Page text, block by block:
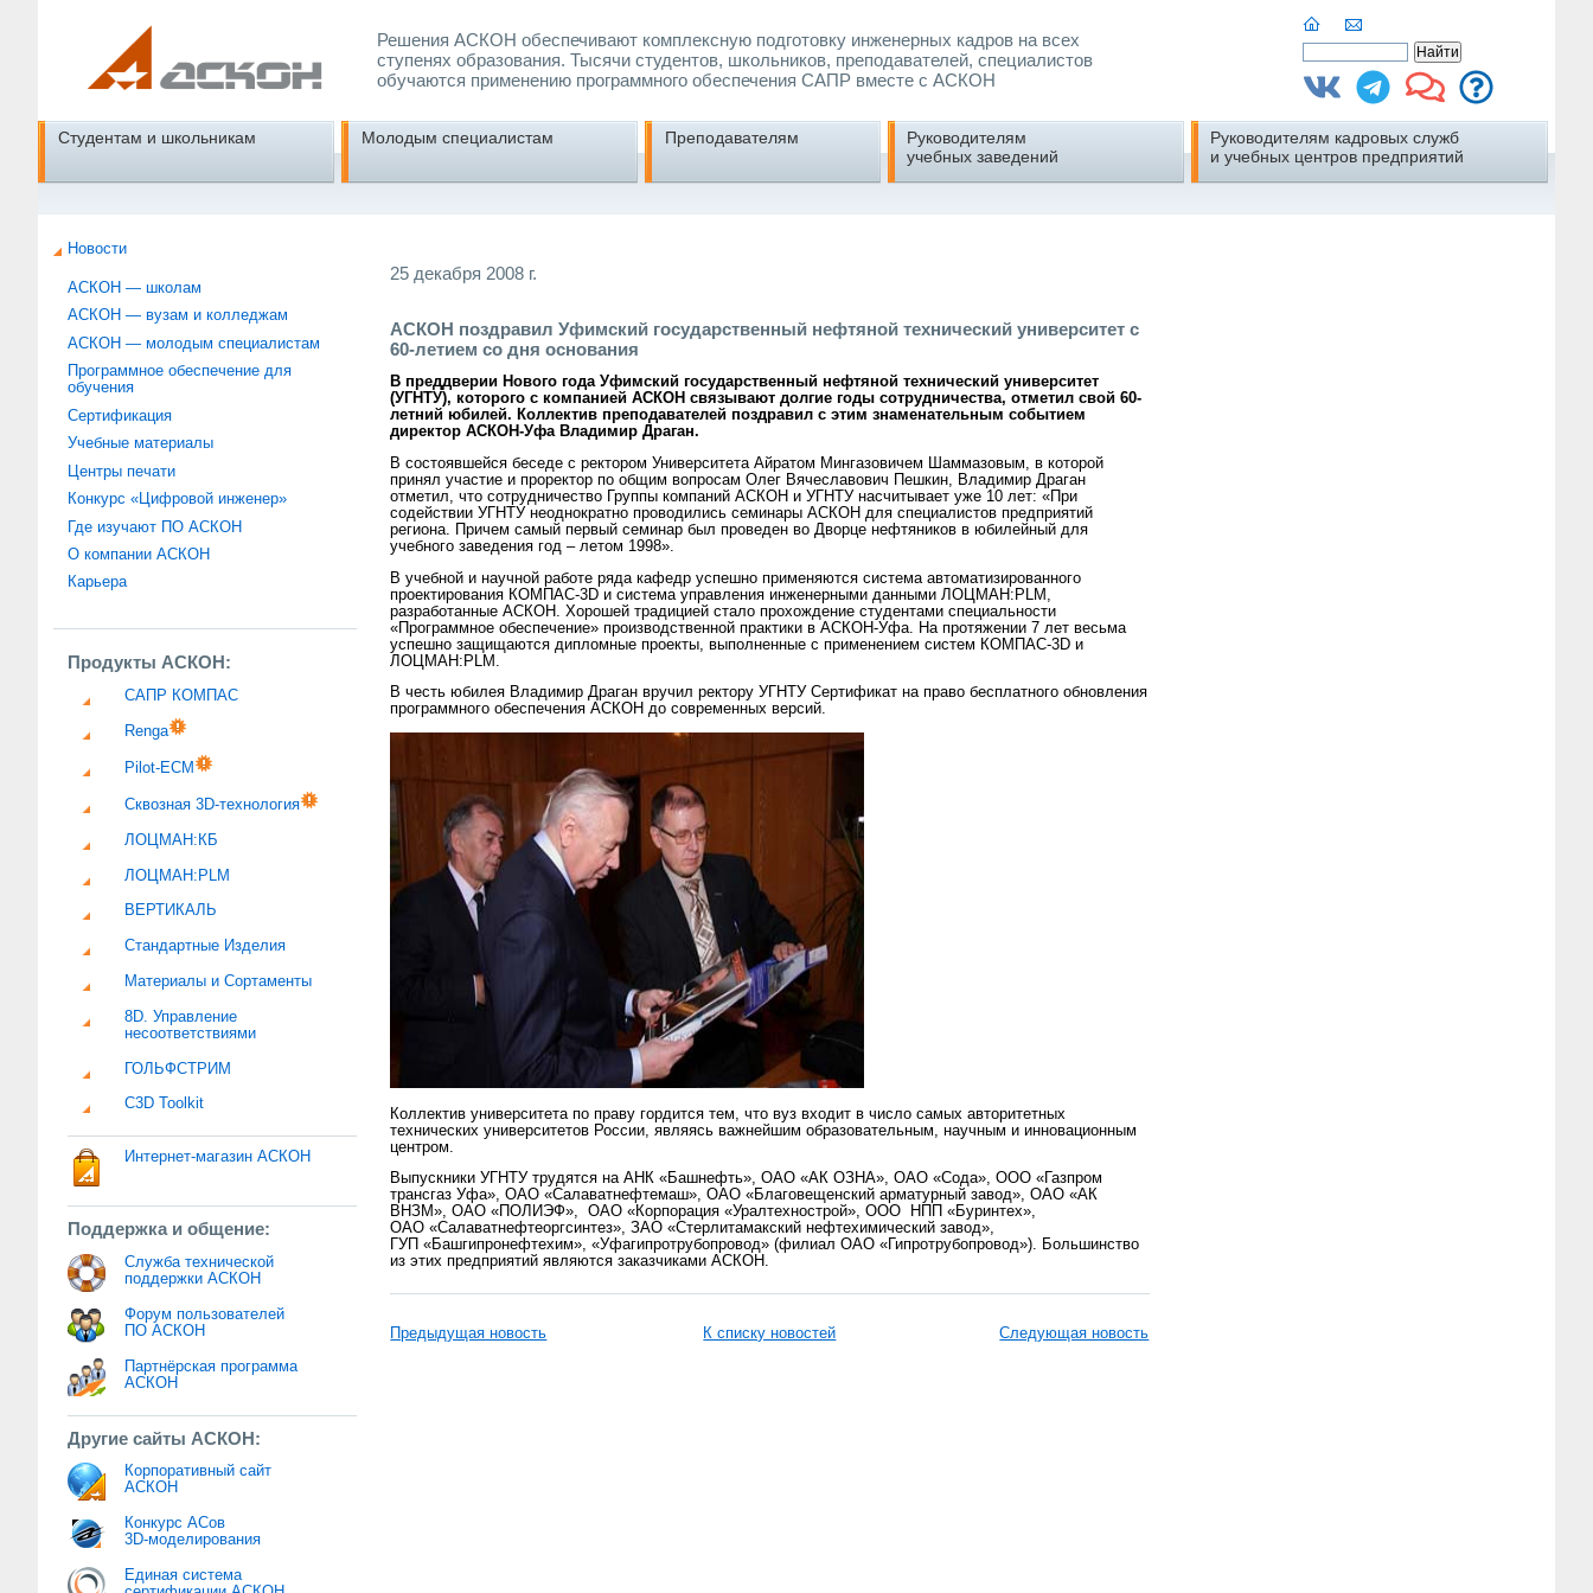
Решения АСКОН обеспечивают комплексную подготовку инженерных кадров на всех
ступенях образования. Тысячи студентов, школьников, преподавателей, специалистов
обучаются применению программного обеспечения САПР вместе с АСКОН
Студентам и школьникам Молодым специалистам Преподавателям
Руководителям
учебных заведений
Руководителям кадровых служб
и учебных центров предприятий
Новости
АСКОН — школам
АСКОН — вузам и колледжам
АСКОН — молодым специалистам
Программное обеспечение для
обучения
Сертификация
Учебные материалы
Центры печати
Конкурс «Цифровой инженер»
Где изучают ПО АСКОН
О компании АСКОН
Карьера
Продукты АСКОН:
САПР КОМПАС
Renga
Pilot-ECM
Сквозная 3D-технология
ЛОЦМАН:КБ
ЛОЦМАН:PLM
ВЕРТИКАЛЬ
Стандартные Изделия
Материалы и Сортаменты
8D. Управление
несоответствиями
ГОЛЬФСТРИМ
C3D Toolkit
Интернет-магазин АСКОН
Поддержка и общение:
Служба технической
поддержки АСКОН
Форум пользователей
ПО АСКОН
Партнёрская программа
АСКОН
Другие сайты АСКОН:
Корпоративный сайт
АСКОН
Конкурс АСов
3D-моделирования
Единая система
25 декабря 2008 г.
АСКОН поздравил Уфимский государственный нефтяной технический университет с
60-летием со дня основания
В преддверии Нового года Уфимский государственный нефтяной технический университет
(УГНТУ), которого с компанией АСКОН связывают долгие годы сотрудничества, отметил свой 60-
летний юбилей. Коллектив преподавателей поздравил с этим знаменательным событием
директор АСКОН-Уфа Владимир Драган.
В состоявшейся беседе с ректором Университета Айратом Мингазовичем Шаммазовым, в которой
принял участие и проректор по общим вопросам Олег Вячеславович Пешкин, Владимир Драган
отметил, что сотрудничество Группы компаний АСКОН и УГНТУ насчитывает уже 10 лет: «При
содействии УГНТУ неоднократно проводились семинары АСКОН для специалистов предприятий
региона. Причем самый первый семинар был проведен во Дворце нефтяников в юбилейный для
учебного заведения год – летом 1998».
В учебной и научной работе ряда кафедр успешно применяются система автоматизированного
проектирования КОМПАС-3D и система управления инженерными данными ЛОЦМАН:PLM,
разработанные АСКОН. Хорошей традицией стало прохождение студентами специальности
«Программное обеспечение» производственной практики в АСКОН-Уфа. На протяжении 7 лет весьма
успешно защищаются дипломные проекты, выполненные с применением систем КОМПАС-3D и
ЛОЦМАН:PLM.
В честь юбилея Владимир Драган вручил ректору УГНТУ Сертификат на право бесплатного обновления
программного обеспечения АСКОН до современных версий.
Коллектив университета по праву гордится тем, что вуз входит в число самых авторитетных
технических университетов России, являясь важнейшим образовательным, научным и инновационным
центром.
Выпускники УГНТУ трудятся на АНК «Башнефть», ОАО «АК ОЗНА», ОАО «Сода», ООО «Газпром
трансгаз Уфа», ОАО «Салаватнефтемаш», ОАО «Благовещенский арматурный завод», ОАО «АК
ВНЗМ», ОАО «ПОЛИЭФ», ОАО «Корпорация «Уралтехнострой», ООО НПП «Буринтех»,
ОАО «Салаватнефтеоргсинтез», ЗАО «Стерлитамакский нефтехимический завод»,
ГУП «Башгипронефтехим», «Уфагипротрубопровод» (филиал ОАО «Гипротрубопровод»). Большинство
из этих предприятий являются заказчиками АСКОН.
Предыдущая новость К списку новостей Следующая новость